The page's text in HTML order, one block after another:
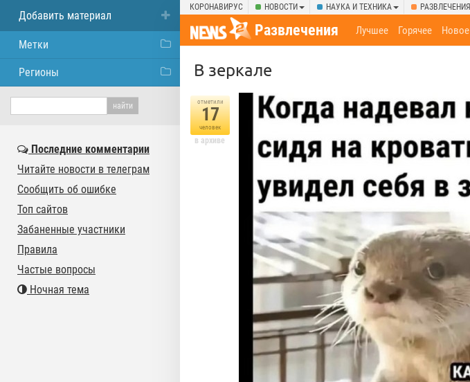
КОРОНАВИРУС НОВОСТИ НАУКА И ТЕХНИКА РАЗВЛЕЧЕНИЯ
Развлечения Лучшее Горячее Новое
В зеркале
отметили
17
человек
в архиве
Добавить материал
Метки
Регионы
Последние комментарии
Читайте новости в телеграм
Сообщить об ошибке
Топ сайтов
Забаненные участники
Правила
Частые вопросы
Ночная тема